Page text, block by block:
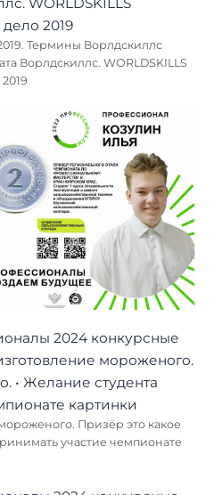
Термины Ворлдскиллс
Ворлдскиллс. WORLDSKILLS
Призёр это какое
участие чемпионате